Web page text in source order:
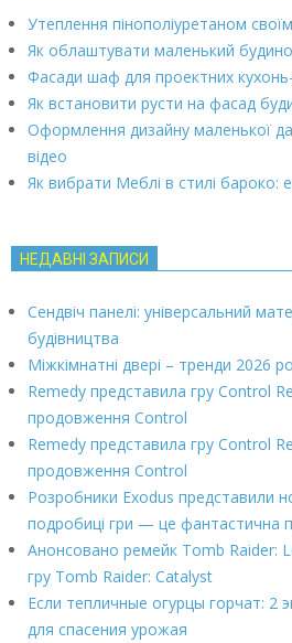
Утеплення пінополіуретаном
Як облаштувати маленький
Фасади шаф для проектних
Як встановити русти на фасад
Оформлення дизайну маленької
відео
Як вибрати Меблі в стилі бароко:
НЕДАВНІ ЗАПИСИ
Сендвіч панелі: універсальний
будівництва
Міжкімнатні двері – тренди 2026
Remedy представила гру Control
продовження Control
Remedy представила гру Control
продовження Control
Розробники Exodus представили
подробиці гри — це фантастична
Анонсовано ремейк Tomb Raider:
гру Tomb Raider: Catalyst
Если тепличные огурцы горчат: 2
для спасения урожая